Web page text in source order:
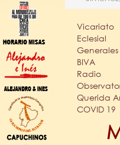
Vicariato
Eclesial
Generales
BIVA
Radio
Querida
COVID 19